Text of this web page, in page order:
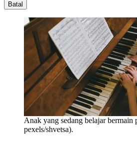
Batal
Anak yang sedang belajar bermain
pexels/shvetsa).